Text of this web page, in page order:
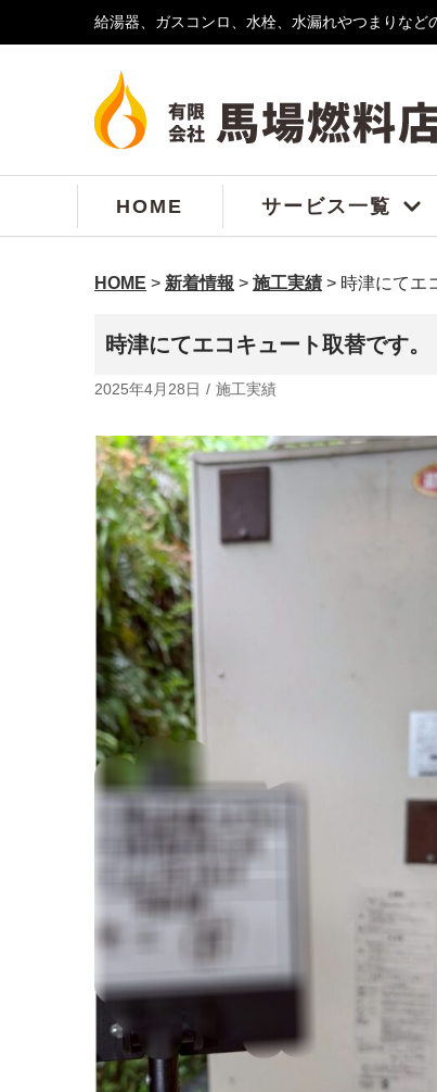
給湯器、ガスコンロ、水栓、水漏れやつまりなど
HOME サービス一覧
HOME > 新着情報 > 施工実績 > 時津にてエ
時津にてエコキュート取替です。
2025年4月28日 施工実績